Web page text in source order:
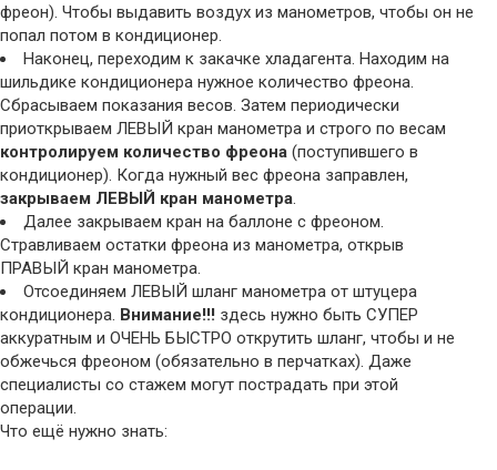
фреон). Чтобы выдавить воздух из манометров, чтобы он не
попал потом в кондиционер.
Наконец, переходим к закачке хладагента. Находим на
шильдике кондиционера нужное количество фреона.
Сбрасываем показания весов. Затем периодически
приоткрываем ЛЕВЫЙ кран манометра и строго по весам
контролируем количество фреона (поступившего в
кондиционер). Когда нужный вес фреона заправлен,
закрываем ЛЕВЫЙ кран манометра.
Далее закрываем кран на баллоне с фреоном.
Стравливаем остатки фреона из манометра, открыв
ПРАВЫЙ кран манометра.
Отсоединяем ЛЕВЫЙ шланг манометра от штуцера
кондиционера. Внимание!!! здесь нужно быть СУПЕР
аккуратным и ОЧЕНЬ БЫСТРО открутить шланг, чтобы и не
обжечься фреоном (обязательно в перчатках). Даже
специалисты со стажем могут пострадать при этой
операции.
Что ещё нужно знать: